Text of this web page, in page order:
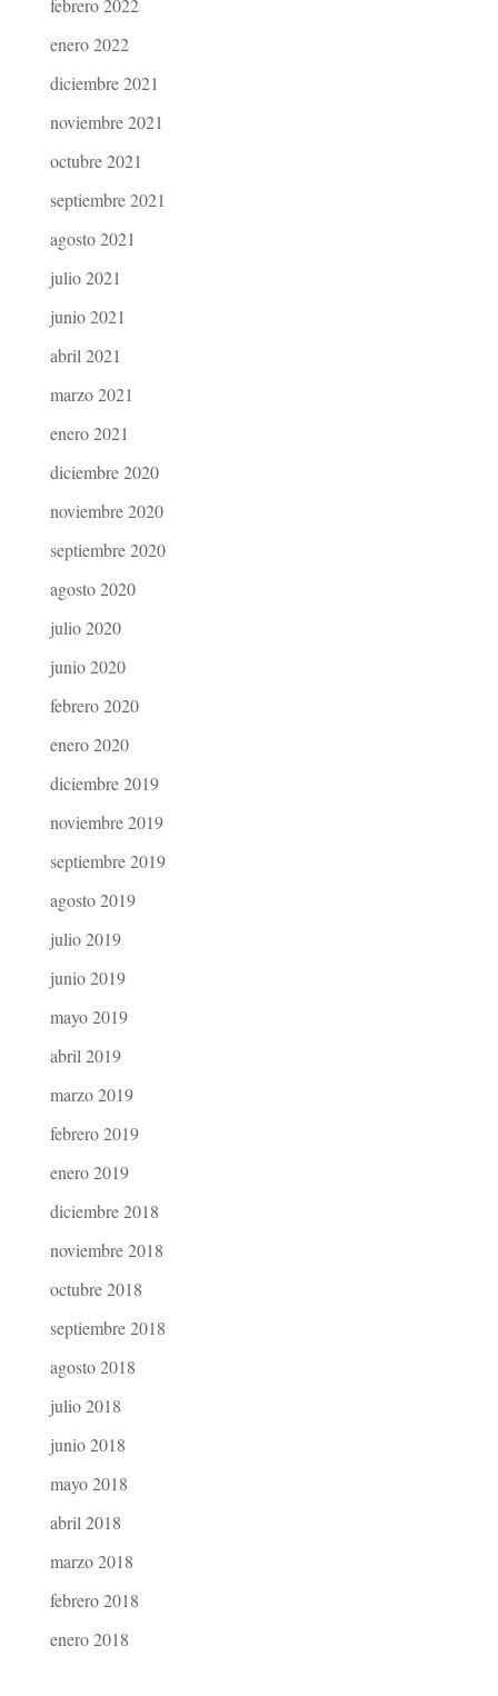
febrero 2022
enero 2022
diciembre 2021
noviembre 2021
octubre 2021
septiembre 2021
agosto 2021
julio 2021
junio 2021
abril 2021
marzo 2021
enero 2021
diciembre 2020
noviembre 2020
septiembre 2020
agosto 2020
julio 2020
junio 2020
febrero 2020
enero 2020
diciembre 2019
noviembre 2019
septiembre 2019
agosto 2019
julio 2019
junio 2019
mayo 2019
abril 2019
marzo 2019
febrero 2019
enero 2019
diciembre 2018
noviembre 2018
octubre 2018
septiembre 2018
agosto 2018
julio 2018
junio 2018
mayo 2018
abril 2018
marzo 2018
febrero 2018
enero 2018